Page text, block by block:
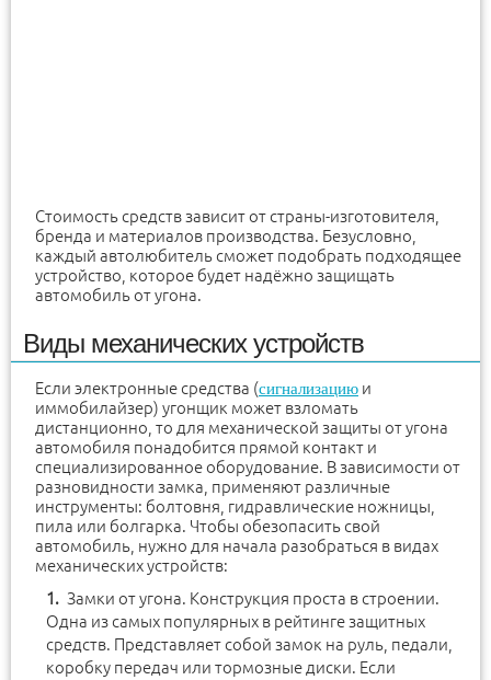
Стоимость средств зависит от страны-изготовителя,
бренда и материалов производства. Безусловно,
каждый автолюбитель сможет подобрать подходящее
устройство, которое будет надёжно защищать
автомобиль от угона.
Виды механических устройств
Если электронные средства (сигнализацию и
иммобилайзер) угонщик может взломать
дистанционно, то для механической защиты от угона
автомобиля понадобится прямой контакт и
специализированное оборудование. В зависимости от
разновидности замка, применяют различные
инструменты: болтовня, гидравлические ножницы,
пила или болгарка. Чтобы обезопасить свой
автомобиль, нужно для начала разобраться в видах
механических устройств:
Замки от угона. Конструкция проста в строении.
Одна из самых популярных в рейтинге защитных
средств. Представляет собой замок на руль, педали,
коробку передач или тормозные диски. Если